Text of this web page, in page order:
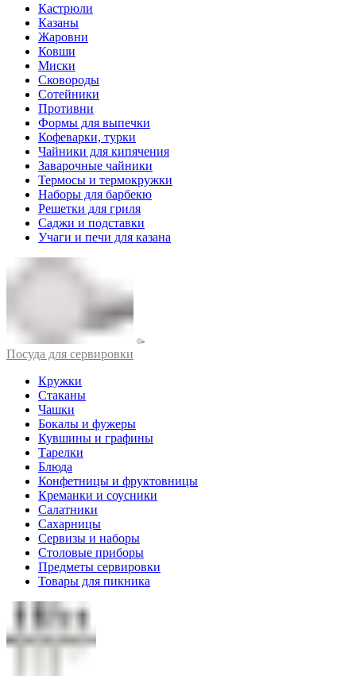
Кастрюли
Казаны
Жаровни
Ковши
Миски
Сковороды
Сотейники
Противни
Формы для выпечки
Кофеварки, турки
Чайники для кипячения
Заварочные чайники
Термосы и термокружки
Наборы для барбекю
Решетки для гриля
Саджи и подставки
Учаги и печи для казана
Посуда для сервировки
Кружки
Стаканы
Чашки
Бокалы и фужеры
Кувшины и графины
Тарелки
Блюда
Конфетницы и фруктовницы
Креманки и соусники
Салатники
Сахарницы
Сервизы и наборы
Столовые приборы
Предметы сервировки
Товары для пикника